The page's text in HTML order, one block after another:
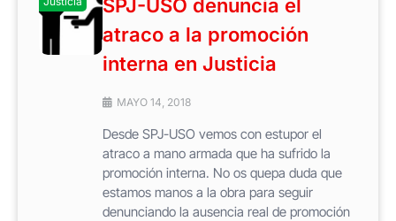
SPJ-USO denuncia el
atraco a la promoción
interna en Justicia
MAYO 14, 2018
Desde SPJ-USO vemos con estupor el
atraco a mano armada que ha sufrido la
promoción interna. No os quepa duda que
estamos manos a la obra para seguir
denunciando la ausencia real de promoción